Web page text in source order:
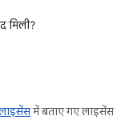
मिली?
में बताए गए लाइसेंस